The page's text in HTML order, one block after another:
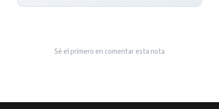
Sé el primero en comentar esta nota